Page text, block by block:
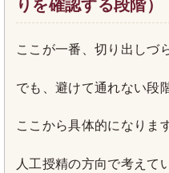
りを確認する段階）
ここが一番、切り出しづ
でも、避けて通れない段
ここから具体的になります
人工授精の方向で考えて